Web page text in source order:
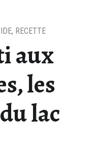
aux
les
lac
, RECETTE